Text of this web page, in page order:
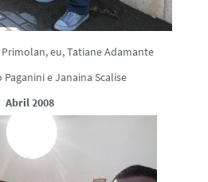
eu, Tatiane Adamante
Paganini e Janaina Scalise
Abril 2008